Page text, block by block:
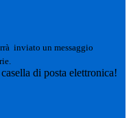
inviato un messaggio
di posta elettronica!